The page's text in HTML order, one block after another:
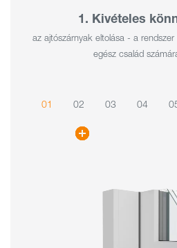
1. Kivételes
az ajtószárnyak eltolása - a
egész család
01 02 03 04